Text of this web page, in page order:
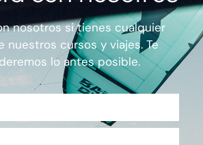
nosotros si tienes cualquier
nuestros cursos y viajes. Te
lo antes posible.